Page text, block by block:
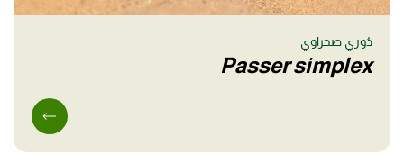
دُوري صحراوي
Passer simplex